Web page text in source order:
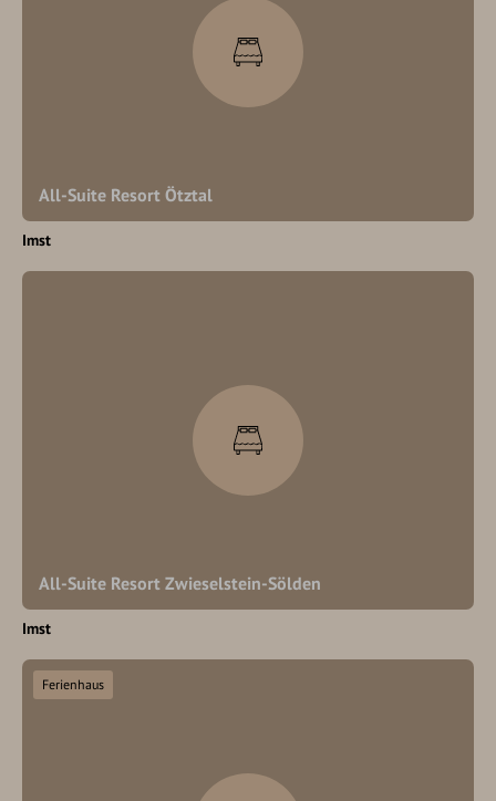
All-Suite Resort Ötztal
Imst
All-Suite Resort Zwieselstein-Sölden
Imst
Ferienhaus